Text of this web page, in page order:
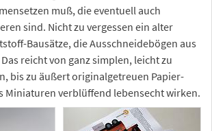
muß, die eventuell auch
sind. Nicht zu vergessen ein alter
Bausätze, die Ausschneidebögen aus
reicht von ganz simplen, leicht zu
bis zu äußert originalgetreuen Papier-
Miniaturen verblüffend lebensecht wirken.